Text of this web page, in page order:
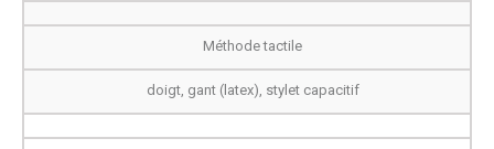
Méthode tactile
doigt, gant (latex), stylet capacitif